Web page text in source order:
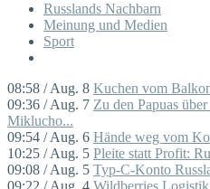
Russlands Nachbarn
Meinung und Medien
Sport
08:58 / Aug. 8 Kuchen vom
09:36 / Aug. 7 Zu den Papuas
Miklucho...
09:54 / Aug. 6 Hände weg vom
10:25 / Aug. 5 Pleite statt Profit:
09:08 / Aug. 5 Typ-C-Konto
09:22 / Aug. 4 Wildberries